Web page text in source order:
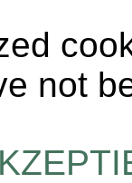
not